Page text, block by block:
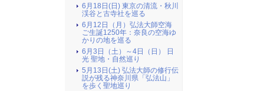
6月18日(日) 東京の清流・秋川
渓谷と古寺社を巡る
6月12日（月）弘法大師空海
ご生誕1250年：奈良の空海ゆ
かりの地を巡る
6月3日（土）～4日（日） 日
光 聖地・自然巡り
5月13日(土) 弘法大師の修行伝
説が残る神奈川県「弘法山」
を歩く聖地巡り